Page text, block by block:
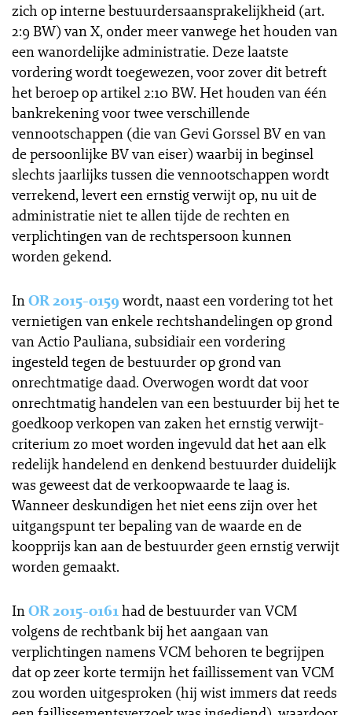
zich op interne bestuurdersaansprakelijkheid (art.
2:9 BW) van X, onder meer vanwege het houden van
een wanordelijke administratie. Deze laatste
vordering wordt toegewezen, voor zover dit betreft
het beroep op artikel 2:10 BW. Het houden van één
bankrekening voor twee verschillende
vennootschappen (die van Gevi Gorssel BV en van
de persoonlijke BV van eiser) waarbij in beginsel
slechts jaarlijks tussen die vennootschappen wordt
verrekend, levert een ernstig verwijt op, nu uit de
administratie niet te allen tijde de rechten en
verplichtingen van de rechtspersoon kunnen
worden gekend.
InOR 2015-0159 wordt, naast een vordering tot het
vernietigen van enkele rechtshandelingen op grond
van Actio Pauliana, subsidiair een vordering
ingesteld tegen de bestuurder op grond van
onrechtmatige daad. Overwogen wordt dat voor
onrechtmatig handelen van een bestuurder bij het te
goedkoop verkopen van zaken het ernstig verwijt-
criterium zo moet worden ingevuld dat het aan elk
redelijk handelend en denkend bestuurder duidelijk
was geweest dat de verkoopwaarde te laag is.
Wanneer deskundigen het niet eens zijn over het
uitgangspunt ter bepaling van de waarde en de
koopprijs kan aan de bestuurder geen ernstig verwijt
worden gemaakt.
InOR 2015-0161had de bestuurder van VCM
volgens de rechtbank bij het aangaan van
verplichtingen namens VCM behoren te begrijpen
dat op zeer korte termijn het faillissement van VCM
zou worden uitgesproken (hij wist immers dat reeds